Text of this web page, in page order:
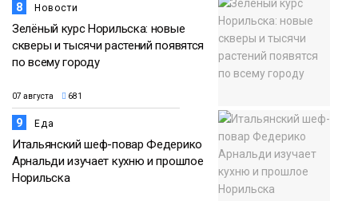
8 Новости
Зелёный курс Норильска: новые
скверы и тысячи растений появятся
по всему городу
07 августа 681
9 Еда
Итальянский шеф-повар Федерико
Арнальди изучает кухню и прошлое
Норильска